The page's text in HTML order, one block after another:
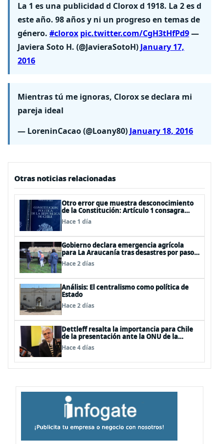
La 1 es una publicidad d Clorox d 1918. La 2 es d
este año. 98 años y ni un progreso en temas de
género. #clorox pic.twitter.com/CgH3tHfPd9—
Javiera Soto H. (@JavieraSotoH) January 17,
2016
Mientras tú me ignoras, Clorox se declara mi
pareja ideal
— LoreninCacao (@Loany80) January 18, 2016
Otras noticias relacionadas
Otro error que muestra desconocimiento
de la Constitución: Artículo 1 consagra
resguardar la seguridad nacional y
proteger a los ciudadanos
Hace 1 día
Gobierno declara emergencia agrícola
para La Araucanía tras desastres por pasos
de sistemas frontales
Hace 2 días
Análisis: El centralismo como política de
Estado
Hace 2 días
Dettleff resalta la importancia para Chile
de la presentación ante la ONU de la
Plataforma Continental Extendida del
Archipiélago Juan Fernández
Hace 4 días